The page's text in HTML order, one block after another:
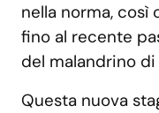
nella norma, così
fino al recente
del malandrino
Questa nuova